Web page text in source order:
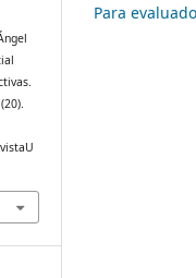
(20).
Para